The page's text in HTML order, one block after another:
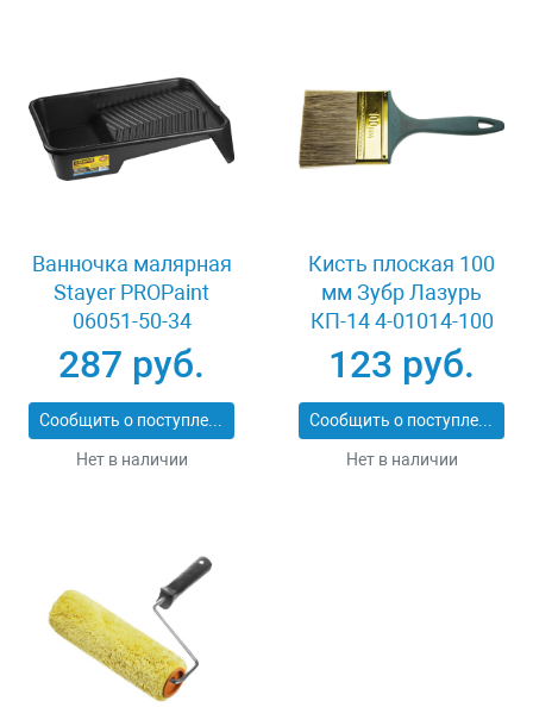
Ванночка малярная
Stayer PROPaint
06051-50-34
287 руб.
Сообщить о поступлении
Нет в наличии
Кисть плоская 100
мм Зубр Лазурь
КП-14 4-01014-100
123 руб.
Сообщить о поступлении
Нет в наличии